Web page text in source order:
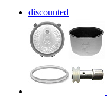
discounted